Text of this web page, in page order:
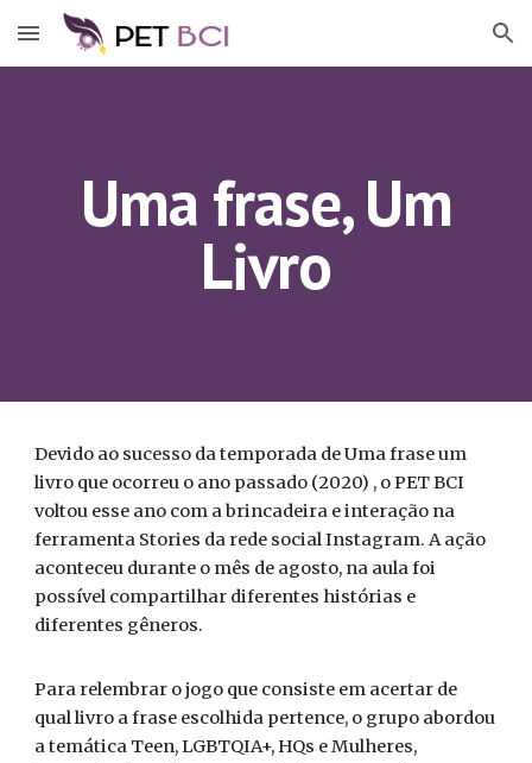
Skip to main content Skip to navigation
Uma frase, Um
Livro
Devido ao sucesso da temporada de Uma frase um
livro que ocorreu o ano passado (2020) , o PET BCI
voltou esse ano com a brincadeira e interação na
ferramenta Stories da rede social Instagram. A ação
aconteceu durante o mês de agosto, na aula foi
possível compartilhar diferentes histórias e
diferentes gêneros.
Para relembrar o jogo que consiste em acertar de
qual livro a frase escolhida pertence, o grupo abordou
a temática Teen, LGBTQIA+, HQs e Mulheres,